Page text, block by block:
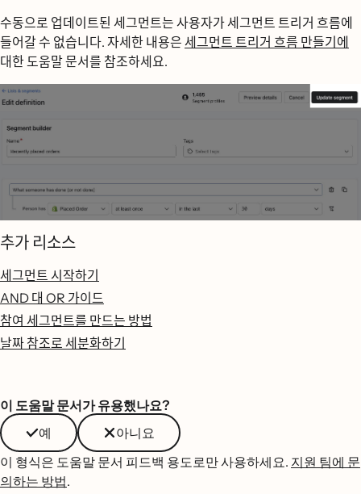
수동으로 업데이트된 세그먼트는 사용자가 세그먼트 트리거 흐름에
들어갈 수 없습니다. 자세한 내용은 세그먼트 트리거 흐름 만들기에
대한 도움말 문서를 참조하세요.
추가 리소스
세그먼트 시작하기
AND 대 OR 가이드
참여 세그먼트를 만드는 방법
날짜 참조로 세분화하기
이 도움말 문서가 유용했나요?
예
아니요
이 형식은 도움말 문서 피드백 용도로만 사용하세요. 지원 팀에 문
의하는 방법.